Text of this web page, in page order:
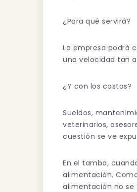
¿Para qué servirá?
La empresa podrá
una velocidad tan
¿Y con los costos?
Sueldos,
veterinarios,
cuestión se ve
En el tambo,
alimentación.
alimentación no se